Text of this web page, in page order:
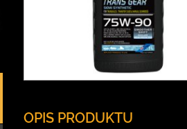
OPIS PRODUKTU